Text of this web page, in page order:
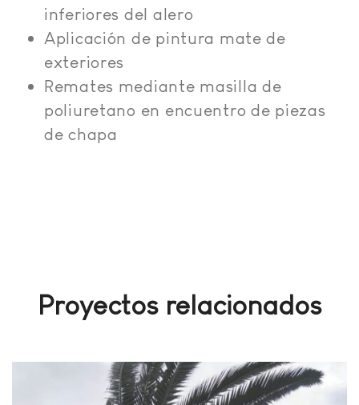
inferiores del alero
Aplicación de pintura mate de
exteriores
Remates mediante masilla de
poliuretano en encuentro de piezas
de chapa
Proyectos relacionados